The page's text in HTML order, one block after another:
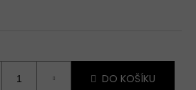
DO KOŠÍKU